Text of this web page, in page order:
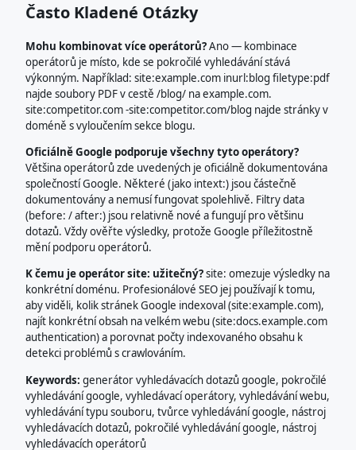
Často Kladené Otázky
Mohu kombinovat více operátorů?Ano — kombinace
operátorů je místo, kde se pokročilé vyhledávání stává
výkonným. Například: site:example.com inurl:blog filetype:pdf
najde soubory PDF v cestě /blog/ na example.com.
site:competitor.com -site:competitor.com/blog najde stránky v
doméně s vyloučením sekce blogu.
Oficiálně Google podporuje všechny tyto operátory?
Většina operátorů zde uvedených je oficiálně dokumentována
společností Google. Některé (jako intext:) jsou částečně
dokumentovány a nemusí fungovat spolehlivě. Filtry data
(before: / after:) jsou relativně nové a fungují pro většinu
dotazů. Vždy ověřte výsledky, protože Google příležitostně
mění podporu operátorů.
K čemu je operátor site: užitečný?site: omezuje výsledky na
konkrétní doménu. Profesionálové SEO jej používají k tomu,
aby viděli, kolik stránek Google indexoval (site:example.com),
najít konkrétní obsah na velkém webu (site:docs.example.com
authentication) a porovnat počty indexovaného obsahu k
detekci problémů s crawlováním.
Keywords: generátor vyhledávacích dotazů google, pokročilé
vyhledávání google, vyhledávací operátory, vyhledávání webu,
vyhledávání typu souboru, tvůrce vyhledávání google, nástroj
vyhledávacích dotazů, pokročilé vyhledávání google, nástroj
vyhledávacích operátorů